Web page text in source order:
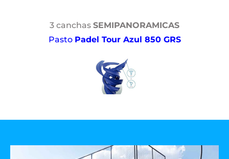
3 canchas SEMIPANORAMICAS
Pasto Padel Tour Azul 850 GRS